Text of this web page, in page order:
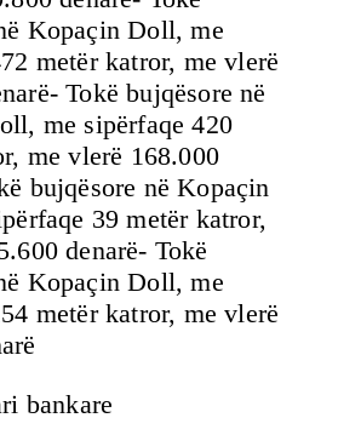
Kopaçin Doll, me
metër katror, me vlerë
Tokë bujqësore në
me sipërfaqe 420
me vlerë 168.000
bujqësore në Kopaçin
39 metër katror,
denarë- Tokë
Kopaçin Doll, me
metër katror, me vlerë
bankare